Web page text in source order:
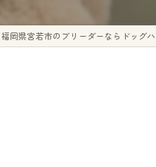
ギ
福岡県宮若市のブリーダーならドッグ